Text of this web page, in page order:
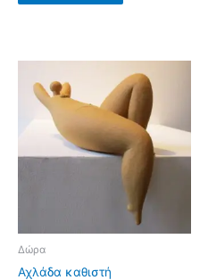
Δώρα
Αχλάδα καθιστή